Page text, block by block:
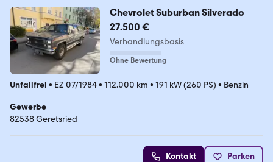
Chevrolet Suburban Silverado
27.500 €
Verhandlungsbasis
Ohne Bewertung
Unfallfrei • EZ 07/1984• 112.000 km • 191 kW (260 PS) • Benzin
Gewerbe
82538 Geretsried
Kontakt Parken